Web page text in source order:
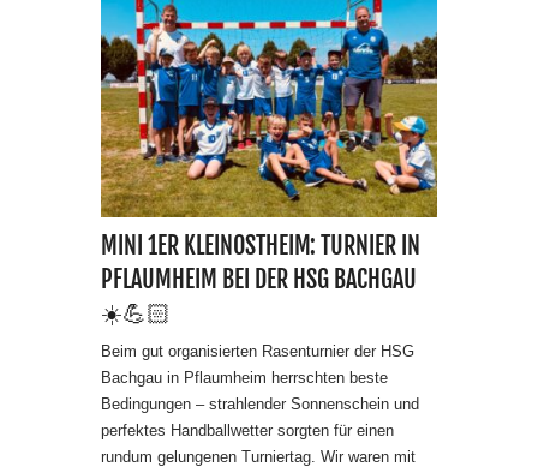
MINI 1ER KLEINOSTHEIM: TURNIER IN
PFLAUMHEIM BEI DER HSG BACHGAU
☀️💪🏻
Beim gut organisierten Rasenturnier der HSG
Bachgau in Pflaumheim herrschten beste
Bedingungen – strahlender Sonnenschein und
perfektes Handballwetter sorgten für einen
rundum gelungenen Turniertag. Wir waren mit